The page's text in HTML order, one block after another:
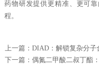
药物研发提供更精准、更可
程。
上一篇： DIAD：解锁复杂分子
下一篇： 偶氮二甲酸二叔丁酯